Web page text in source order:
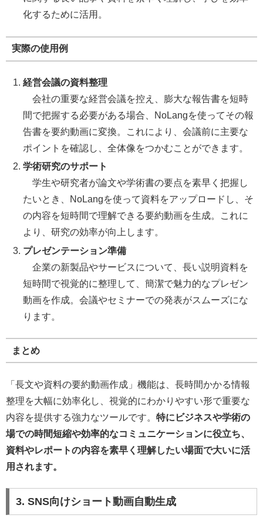
化するために活用。
実際の使用例
経営会議の資料整理
会社の重要な経営会議を控え、膨大な報告書を短時
間で把握する必要がある場合、NoLangを使ってその報
告書を要約動画に変換。これにより、会議前に主要な
ポイントを確認し、全体像をつかむことができます。
学術研究のサポート
学生や研究者が論文や学術書の要点を素早く把握し
たいとき、NoLangを使って資料をアップロードし、そ
の内容を短時間で理解できる要約動画を生成。これに
より、研究の効率が向上します。
プレゼンテーション準備
企業の新製品やサービスについて、長い説明資料を
短時間で視覚的に整理して、簡潔で魅力的なプレゼン
動画を作成。会議やセミナーでの発表がスムーズにな
ります。
まとめ
「長文や資料の要約動画作成」機能は、長時間かかる情報
整理を大幅に効率化し、視覚的にわかりやすい形で重要な
内容を提供する強力なツールです。 特にビジネスや学術の
場での時間短縮や効率的なコミュニケーションに役立ち、
資料やレポートの内容を素早く理解したい場面で大いに活
用されます。
3. SNS向けショート動画自動生成